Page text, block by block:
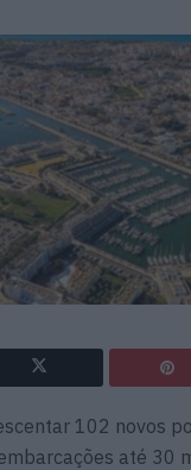
102 novos
até 30